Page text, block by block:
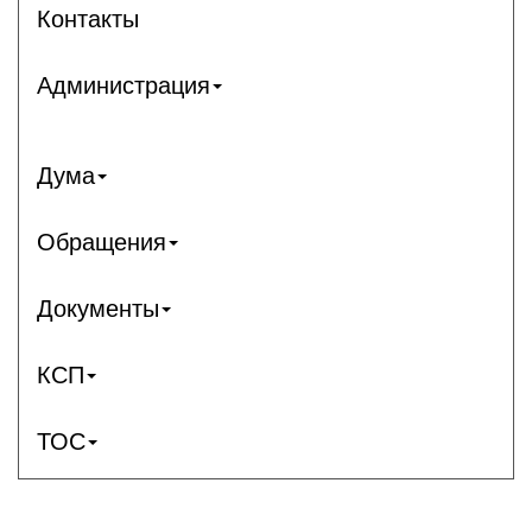
Контакты
Администрация
Дума
Обращения
Документы
КСП
ТОС